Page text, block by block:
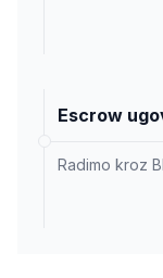
Escrow
Radimo kroz